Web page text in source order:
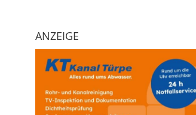
ANZEIGE